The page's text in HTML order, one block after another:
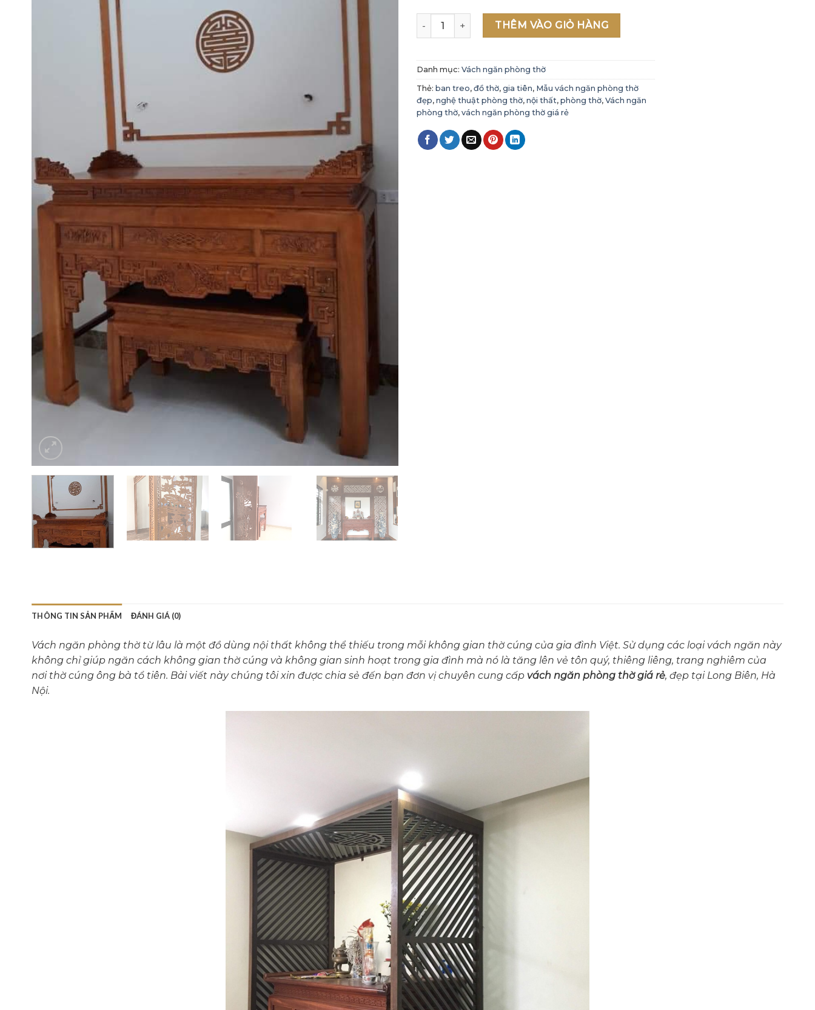
Mẫu vách ngăn phòng thờ đẹp 2021 - Mẫu 15 số lượng
THÊM VÀO GIỎ HÀNG
Danh mục: Vách ngăn phòng thờ
Thẻ: ban treo, đồ thờ, gia tiên, Mẫu vách ngăn phòng thờ
đẹp, nghệ thuật phòng thờ, nội thất, phòng thờ, Vách ngăn
phòng thờ, vách ngăn phòng thờ giá rẻ
THÔNG TIN SẢN PHẨM ĐÁNH GIÁ (0)
Vách ngăn phòng thờ từ lâu là một đồ dùng nội thất không thể thiếu trong mỗi không gian thờ cúng của gia đình Việt. Sử dụng các loại vách ngăn này
không chỉ giúp ngăn cách không gian thờ cúng và không gian sinh hoạt trong gia đình mà nó là tăng lên vẻ tôn quý, thiêng liêng, trang nghiêm của
nơi thờ cúng ông bà tổ tiên. Bài viết này chúng tôi xin được chia sẻ đến bạn đơn vị chuyên cung cấp vách ngăn phòng thờ giá rẻ, đẹp tại Long Biên, Hà
Nội.